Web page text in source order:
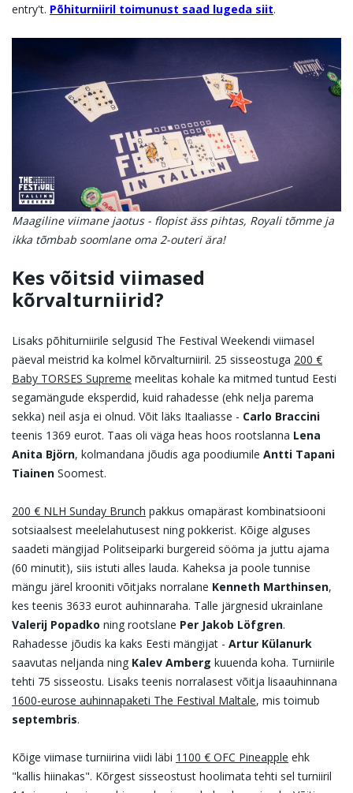
entry't. Põhiturniiril toimunust saad lugeda siit.
Maagiline viimane jaotus - flopist äss pihtas, Royali tõmme ja
ikka tõmbab soomlane oma 2-outeri ära!
Kes võitsid viimased
kõrvalturniirid?
Lisaks põhiturniirile selgusid The Festival Weekendi viimasel
päeval meistrid ka kolmel kõrvalturniiril. 25 sisseostuga 200 €
Baby TORSES Supreme meelitas kohale ka mitmed tuntud Eesti
segamängude eksperdid, kuid rahadesse (ehk nelja parema
sekka) neil asja ei olnud. Võit läks Itaaliasse - Carlo Braccini
teenis 1369 eurot. Taas oli väga heas hoos rootslanna Lena
Anita Björn, kolmandana jõudis aga poodiumile Antti Tapani
Tiainen Soomest.
200 € NLH Sunday Brunch pakkus omapärast kombinatsiooni
sotsiaalsest meelelahutusest ning pokkerist. Kõige alguses
saadeti mängijad Politseiparki burgereid sööma ja juttu ajama
(60 minutit), siis istuti alles lauda. Kaheksa ja poole tunnise
mängu järel krooniti võitjaks norralane Kenneth Marthinsen,
kes teenis 3633 eurot auhinnaraha. Talle järgnesid ukrainlane
Valerij Popadko ning rootslane Per Jakob Löfgren.
Rahadesse jõudis ka kaks Eesti mängijat - Artur Külanurk
saavutas neljanda ning Kalev Amberg kuuenda koha. Turniirile
tehti 75 sisseostu. Lisaks teenis norralasest võitja lisaauhinnana
1600-eurose auhinnapaketi The Festival Maltale, mis toimub
septembris.
Kõige viimase turniirina viidi läbi 1100 € OFC Pineapple ehk
"kallis hiinakas". Kõrgest sisseostust hoolimata tehti sel turniiril